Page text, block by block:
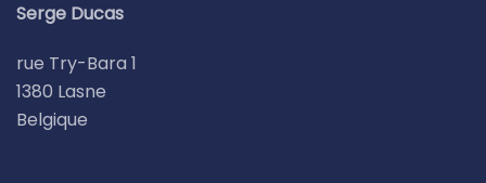
Serge Ducas
rue Try-Bara 1
1380 Lasne
Belgique